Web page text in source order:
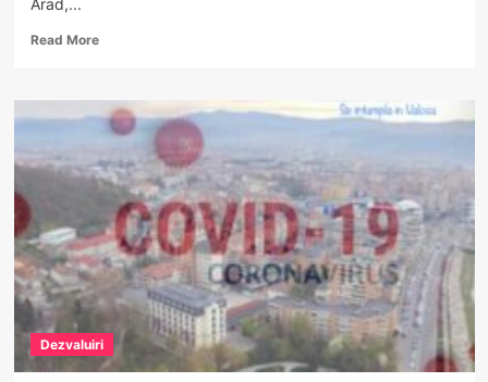
Arad,...
Read MoreRead
FOTO-
VIDEO.
DESCINDERI
LA
VÂLCEA.
Cantități
importante
de
droguri
vândute
de
amplă
rețea
Dezvaluiri